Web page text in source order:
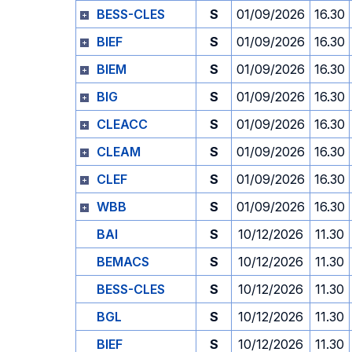
BESS-CLES S 01/09/2026
16.30
BIEF
S 01/09/2026
16.30
BIEM
S 01/09/2026
16.30
BIG
S 01/09/2026
16.30
CLEACC
S 01/09/2026
16.30
CLEAM
S 01/09/2026
16.30
CLEF
S 01/09/2026
16.30
WBB
S 01/09/2026
16.30
BAI
S 10/12/2026
11.30
BEMACS
S 10/12/2026
11.30
BESS-CLES
S 10/12/2026
11.30
BGL
S 10/12/2026
11.30
BIEF
S 10/12/2026 11.30